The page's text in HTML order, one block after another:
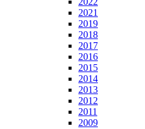
2021
2019
2018
2017
2016
2015
2014
2013
2012
2011
2009